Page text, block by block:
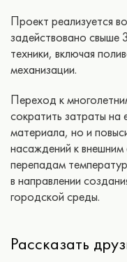
Проект реализуется
задействовано свыше
техники, включая
механизации.
Переход к
сократить затраты
материала, но и
насаждений к
перепадам
в направлении
городской среды.
Рассказать